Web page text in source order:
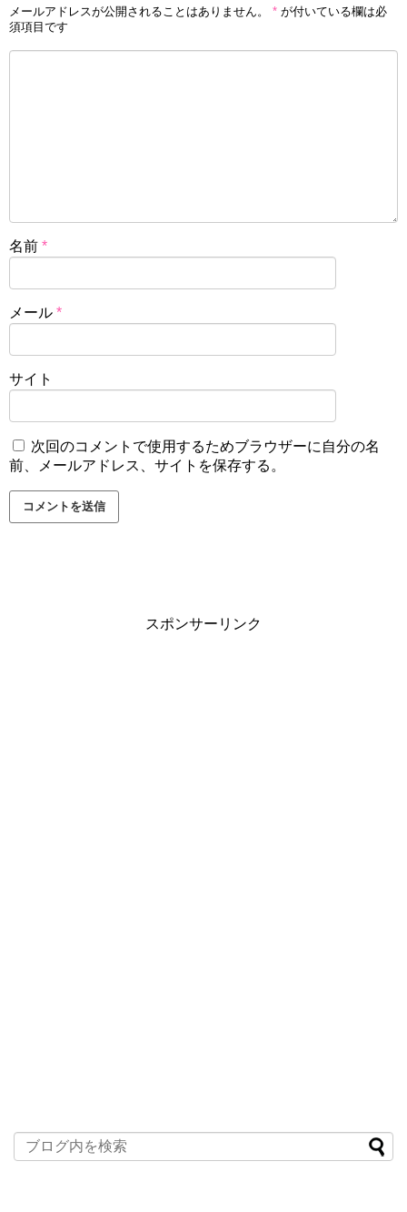
メールアドレスが公開されることはありません。 * が付いている欄は必
須項目です
名前 *
メール *
サイト
次回のコメントで使用するためブラウザーに自分の名
前、メールアドレス、サイトを保存する。
スポンサーリンク